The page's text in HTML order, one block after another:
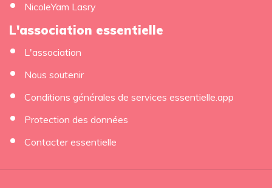
NicoleYam Lasry
L'association essentielle
L'association
Nous soutenir
Conditions générales de services essentielle.app
Protection des données
Contacter essentielle